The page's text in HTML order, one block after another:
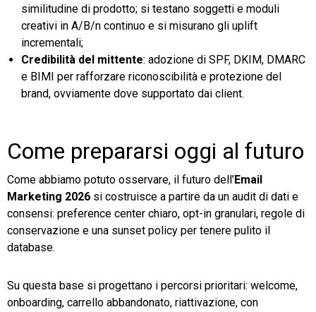
similitudine di prodotto; si testano soggetti e moduli
creativi in A/B/n continuo e si misurano gli uplift
incrementali;
Credibilità del mittente: adozione di SPF, DKIM, DMARC
e BIMI per rafforzare riconoscibilità e protezione del
brand, ovviamente dove supportato dai client.
Come prepararsi oggi al futuro
Come abbiamo potuto osservare, il futuro dell’Email
Marketing 2026 si costruisce a partire da un audit di dati e
consensi: preference center chiaro, opt-in granulari, regole di
conservazione e una sunset policy per tenere pulito il
database.
Su questa base si progettano i percorsi prioritari: welcome,
onboarding, carrello abbandonato, riattivazione, con